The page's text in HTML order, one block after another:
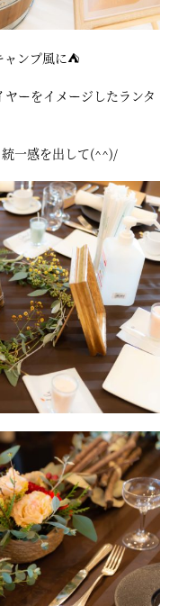
ャンプ風に⛺
ーをイメージしたランタ
一感を出して(^^)/